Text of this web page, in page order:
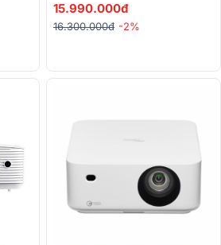
15.990.000đ
16.300.000đ -2%